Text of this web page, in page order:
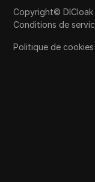
Copyright©
Conditions de
Politique de cookies